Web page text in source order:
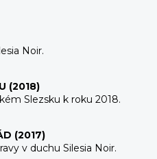
Noir.
(2018)
Slezsku k roku 2018.
(2017)
v duchu Silesia Noir.